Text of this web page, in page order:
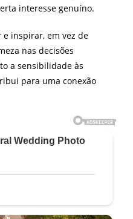
interesse genuíno.
inspirar, em vez de
nas decisões
a sensibilidade às
para uma conexão